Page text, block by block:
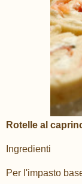
Rotelle al
Ingredienti
Per l'impasto